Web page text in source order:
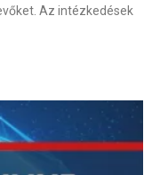
Az intézkedések